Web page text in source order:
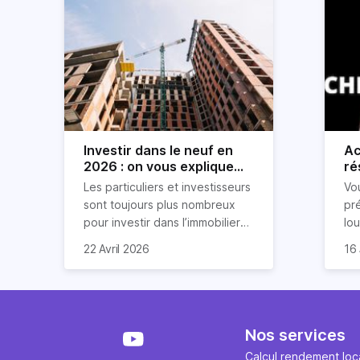
Investir dans le neuf en
2026 : on vous explique
tout !
Les particuliers et investisseurs
sont toujours plus nombreux
pour investir dans l’immobilier
nombreux avantages à choisir
expliquons tout dans cet
22 Avril 2026 16
Nos services
Calcul rendement